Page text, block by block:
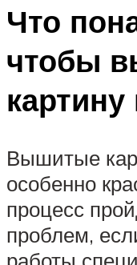
Что
чтобы
картину
Вышитые
особенно
процесс
проблем,